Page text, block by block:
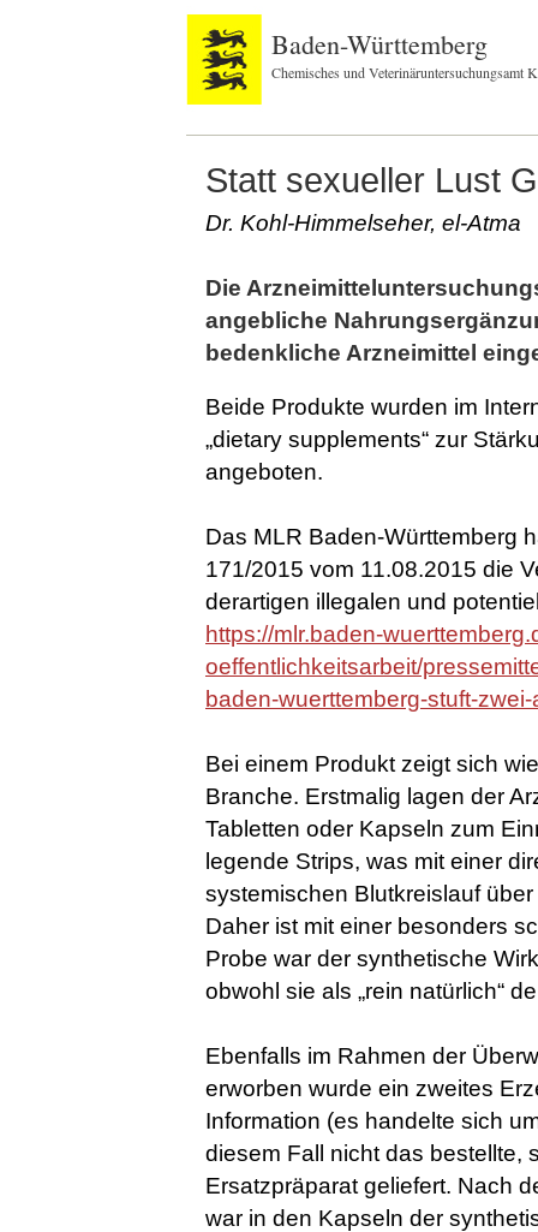
Baden-Württemberg
Chemisches und Veterinäruntersuchungsamt
Statt sexueller Lust
Dr. Kohl-Himmelseher, el-Atma
Die
angebliche
bedenkliche Arzneimittel
Beide Produkte wurden im
„dietary supplements“ zur
angeboten.
Das MLR Baden-Württemberg
171/2015 vom 11.08.2015 die
derartigen illegalen und
https://mlr.baden-
oeffentlichkeitsarbeit/
baden-wuerttemberg-stuft-
Bei einem Produkt zeigt sich
Branche. Erstmalig lagen der
Tabletten oder Kapseln zum
legende Strips, was mit einer
systemischen Blutkreislauf
Daher ist mit einer besonders
Probe war der synthetische
obwohl sie als „rein natürlich“
Ebenfalls im Rahmen der
erworben wurde ein zweites
Information (es handelte sich
diesem Fall nicht das bestellte,
Ersatzpräparat geliefert. Nach
war in den Kapseln der